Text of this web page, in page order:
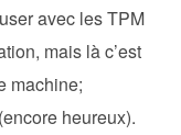
avec les TPM
mais là c’est
machine;
heureux).